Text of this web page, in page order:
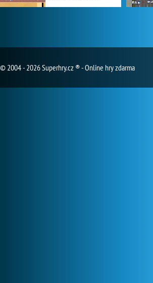
© 2004 - 2026 Superhry.cz ® - Online hry zdarma